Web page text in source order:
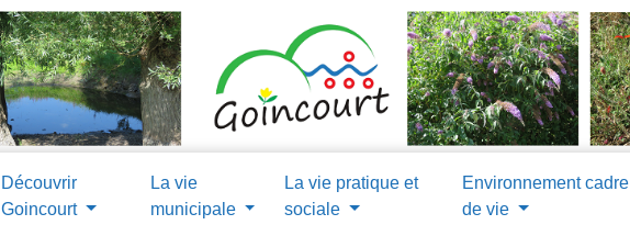
Découvrir
Goincourt
La vie
municipale
La vie pratique et
sociale
Environnement cadre
de vie